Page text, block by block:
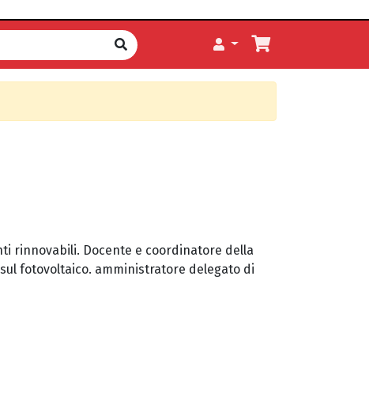
rinnovabili. Docente e coordinatore della
fotovoltaico. amministratore delegato di